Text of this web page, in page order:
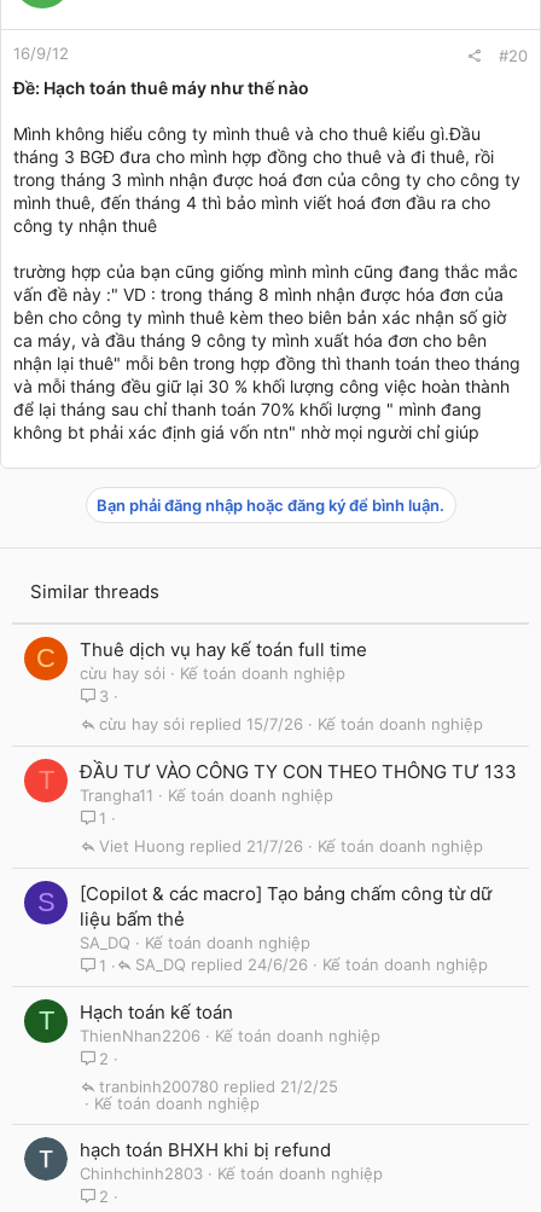
16/9/12 #20
Ðề: Hạch toán thuê máy như thế nào
Mình không hiểu công ty mình thuê và cho thuê kiểu gì.Đầu
tháng 3 BGĐ đưa cho mình hợp đồng cho thuê và đi thuê, rồi
trong tháng 3 mình nhận được hoá đơn của công ty cho công ty
mình thuê, đến tháng 4 thì bảo mình viết hoá đơn đầu ra cho
công ty nhận thuê
trường hợp của bạn cũng giống mình mình cũng đang thắc mắc
vấn đề này :" VD : trong tháng 8 mình nhận được hóa đơn của
bên cho công ty mình thuê kèm theo biên bản xác nhận số giờ
ca máy, và đầu tháng 9 công ty mình xuất hóa đơn cho bên
nhận lại thuê" mỗi bên trong hợp đồng thì thanh toán theo tháng
và mỗi tháng đều giữ lại 30 % khối lượng công việc hoàn thành
để lại tháng sau chỉ thanh toán 70% khối lượng " mình đang
không bt phải xác định giá vốn ntn" nhờ mọi người chỉ giúp
Bạn phải đăng nhập hoặc đăng ký để bình luận.
Similar threads
C Thuê dịch vụ hay kế toán full time
cừu hay sói
Kế toán doanh nghiệp
3
Kế toán doanh nghiệp
15/7/26
cừu hay sói
T ĐẦU TƯ VÀO CÔNG TY CON THEO THÔNG TƯ 133
Trangha11
Kế toán doanh nghiệp
1
Kế toán doanh nghiệp
21/7/26
Viet Huong
S
[Copilot & các macro] Tạo bảng chấm công từ dữ
liệu bấm thẻ
SA_DQ
Kế toán doanh nghiệp
1
Kế toán doanh nghiệp
24/6/26
SA_DQ
T Hạch toán kế toán
ThienNhan2206
Kế toán doanh nghiệp
2
Kế toán doanh nghiệp
21/2/25
tranbinh200780
hạch toán BHXH khi bị refund
Chinhchinh2803
Kế toán doanh nghiệp
2